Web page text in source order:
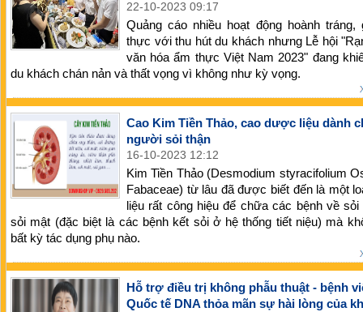
22-10-2023 09:17
Quảng cáo nhiều hoạt động hoành tráng,
thực với thu hút du khách nhưng Lễ hội
văn hóa ẩm thực Việt Nam 2023" đang
du khách chán nản và thất vọng vì không như kỳ vọng.
Cao Kim Tiền Thảo, cao dược liệu dành
người sỏi thận
16-10-2023 12:12
Kim Tiền Thảo (Desmodium styracifolium
Fabaceae) từ lâu đã được biết đến là một
liệu rất công hiệu để chữa các bệnh về sỏi
sỏi mật (đặc biệt là các bệnh kết sỏi ở hệ thống tiết niệu) mà
bất kỳ tác dụng phụ nào.
Hỗ trợ điều trị không phẫu thuật - bệnh
Quốc tế DNA thỏa mãn sự hài lòng của